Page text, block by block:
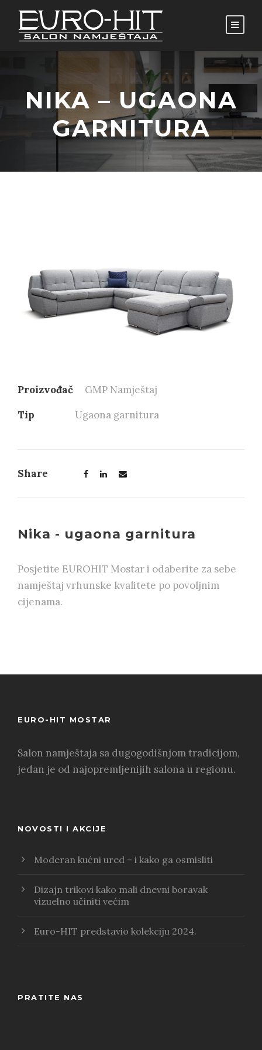
NIKA – UGAONA
GARNITURA
Proizvođač
GMP Namještaj
Tip
Ugaona garnitura
Share
Nika - ugaona garnitura
Posjetite EUROHIT Mostar i odaberite za sebe
namještaj vrhunske kvalitete po povoljnim
cijenama.
EURO-HIT MOSTAR
Salon namještaja sa dugogodišnjom tradicijom,
jedan je od najopremljenijih salona u regionu.
NOVOSTI I AKCIJE
Moderan kućni ured – i kako ga osmisliti
Dizajn trikovi kako mali dnevni boravak
vizuelno učiniti većim
Euro-HIT predstavio kolekciju 2024.
PRATITE NAS